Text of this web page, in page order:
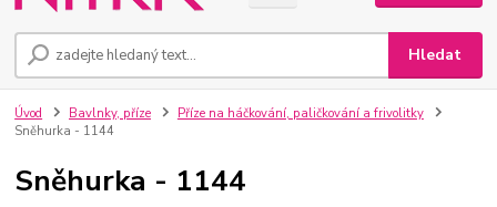
Hledat
Úvod Bavlnky, příze
Příze na háčkování, paličkování a frivolitky
Sněhurka - 1144
Sněhurka - 1144